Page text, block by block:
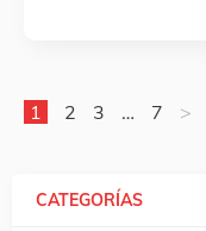
1 2 3 … 7 >
CATEGORÍAS